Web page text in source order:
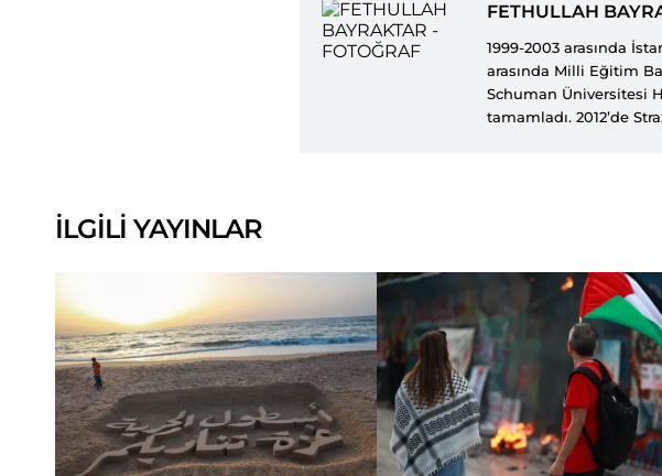
Law (Ege Deniz
Kitabı isimli kitapların
doktora sonrası
Osmangazi
FETHULLAH
1999-2003 arasında
arasında Milli Eğitim
Schuman Üniversitesi
tamamladı. 2012’de
İLGİLİ YAYINLAR